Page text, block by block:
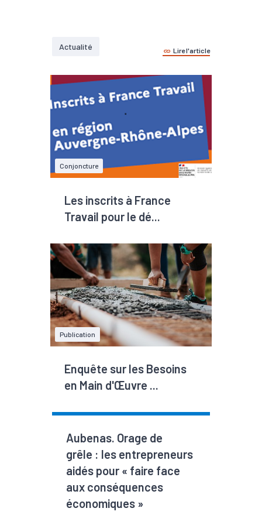
Actualité Lire l'article
Conjoncture
Les inscrits à France
Travail pour le dé...
Publication
Enquête sur les Besoins
en Main d'Œuvre ...
Aubenas. Orage de
grêle : les entrepreneurs
aidés pour « faire face
aux conséquences
économiques »